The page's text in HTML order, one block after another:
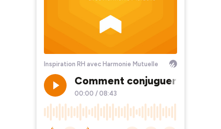
Inspiration RH avec Harmonie Mutuelle
Comment conjuguer les
00:00 / 08:43